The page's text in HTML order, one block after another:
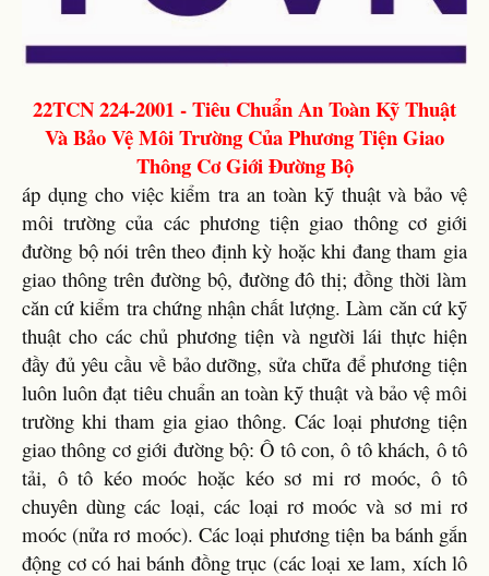
22TCN 224-2001 - Tiêu Chuẩn An Toàn Kỹ Thuật
Và Bảo Vệ Môi Trường Của Phương Tiện Giao
Thông Cơ Giới Đường Bộ
áp dụng cho việc kiểm tra an toàn kỹ thuật và bảo vệ
môi trường của các phương tiện giao thông cơ giới
đường bộ nói trên theo định kỳ hoặc khi đang tham gia
giao thông trên đường bộ, đường đô thị; đồng thời làm
căn cứ kiểm tra chứng nhận chất lượng. Làm căn cứ kỹ
thuật cho các chủ phương tiện và người lái thực hiện
đầy đủ yêu cầu về bảo dưỡng, sửa chữa để phương tiện
luôn luôn đạt tiêu chuẩn an toàn kỹ thuật và bảo vệ môi
trường khi tham gia giao thông. Các loại phương tiện
giao thông cơ giới đường bộ: Ô tô con, ô tô khách, ô tô
tải, ô tô kéo moóc hoặc kéo sơ mi rơ moóc, ô tô
chuyên dùng các loại, các loại rơ moóc và sơ mi rơ
moóc (nửa rơ moóc). Các loại phương tiện ba bánh gắn
động cơ có hai bánh đồng trục (các loại xe lam, xích lô